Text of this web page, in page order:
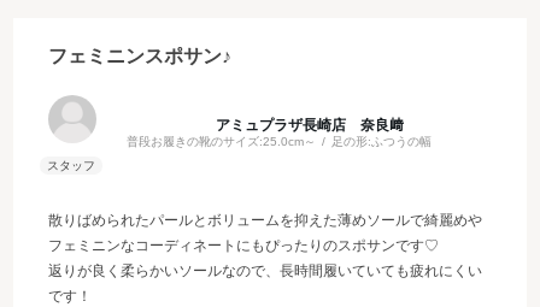
フェミニンスポサン♪
アミュプラザ長崎店 奈良﨑
普段お履きの靴のサイズ:25.0cm～ 足の形:ふつうの幅
散りばめられたパールとボリュームを抑えた薄めソールで綺麗め
フェミニンなコーディネートにもぴったりのスポサンです♡
返りが良く柔らかいソールなので、長時間履いていても疲れにくい
です！